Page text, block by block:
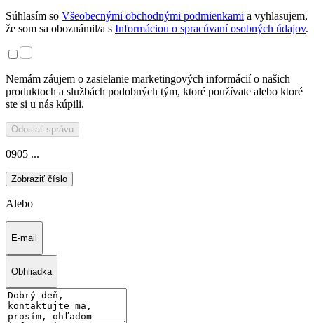
Súhlasím so Všeobecnými obchodnými podmienkami a vyhlasujem,
že som sa oboznámil/a s Informáciou o spracúvaní osobných údajov.
Nemám záujem o zasielanie marketingových informácií o našich
produktoch a službách podobných tým, ktoré používate alebo ktoré
ste si u nás kúpili.
Odoslať správu
0905 ...
Zobraziť číslo
Alebo
E-mail
Obhliadka